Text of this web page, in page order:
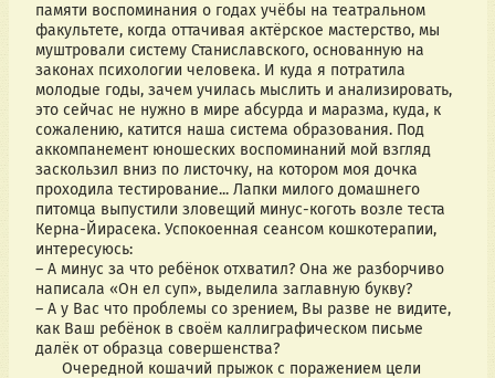
памяти воспоминания о годах учёбы на театральном
факультете, когда оттачивая актёрское мастерство, мы
муштровали систему Станиславского, основанную на
законах психологии человека. И куда я потратила
молодые годы, зачем училась мыслить и анализировать,
это сейчас не нужно в мире абсурда и маразма, куда, к
сожалению, катится наша система образования. Под
аккомпанемент юношеских воспоминаний мой взгляд
заскользил вниз по листочку, на котором моя дочка
проходила тестирование... Лапки милого домашнего
питомца выпустили зловещий минус-коготь возле теста
Керна-Йирасека. Успокоенная сеансом кошкотерапии,
интересуюсь:
– А минус за что ребёнок отхватил? Она же разборчиво
написала «Он ел суп», выделила заглавную букву?
– А у Вас что проблемы со зрением, Вы разве не видите,
как Ваш ребёнок в своём каллиграфическом письме
далёк от образца совершенства?